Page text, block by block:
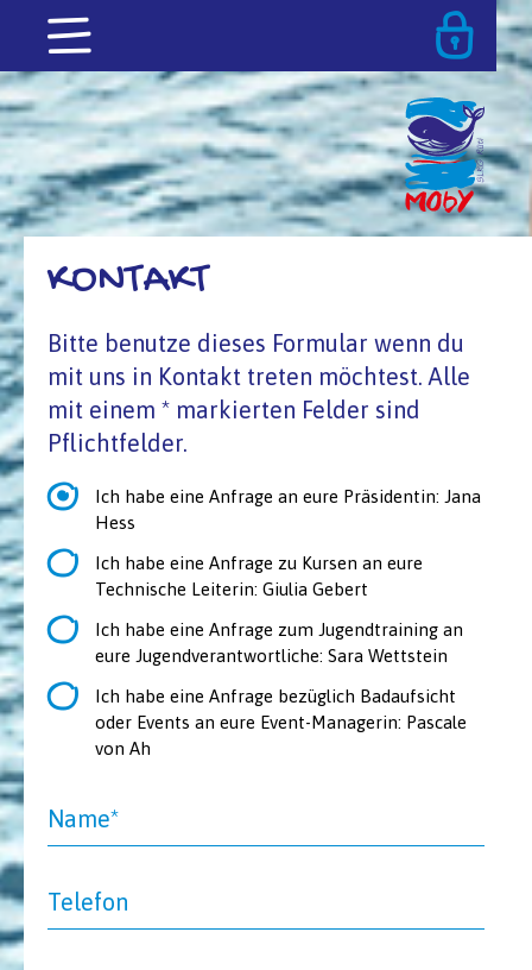
KONTAKT
Bitte benutze dieses Formular wenn du
mit uns in Kontakt treten möchtest. Alle
mit einem * markierten Felder sind
Pflichtfelder.
Ich habe eine Anfrage an eure Präsidentin: Jana
Hess
Ich habe eine Anfrage zu Kursen an eure
Technische Leiterin: Giulia Gebert
Ich habe eine Anfrage zum Jugendtraining an
eure Jugendverantwortliche: Sara Wettstein
Ich habe eine Anfrage bezüglich Badaufsicht
oder Events an eure Event-Managerin: Pascale
von Ah
Name*
Telefon